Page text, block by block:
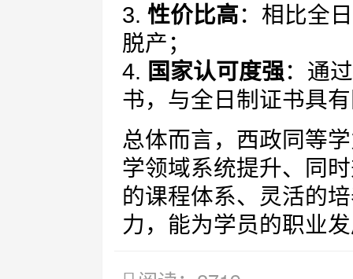
3. 性价比高：相比全
脱产；
4. 国家认可度强：通
书，与全日制证书具
总体而言，西政同等
学领域系统提升、同
的课程体系、灵活的
力，能为学员的职业